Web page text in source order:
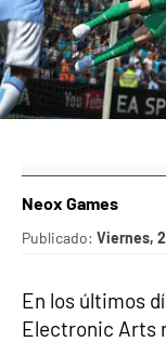
Neox Games
Publicado: Viernes,
En los últimos
Electronic Arts